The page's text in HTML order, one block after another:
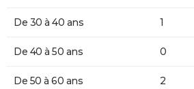
De 30 à 40 ans 1
De 40 à 50 ans 0
De 50 à 60 ans 2